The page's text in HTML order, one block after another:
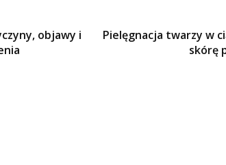
objawy i
Pielęgnacja twarzy w
skórę